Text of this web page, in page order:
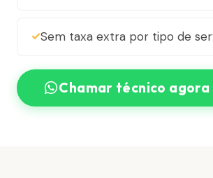
Sem taxa extra por tipo de
Chamar técnico agora